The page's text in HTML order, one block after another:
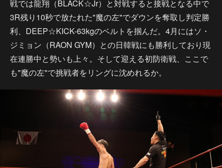
戦では龍翔（BLACK☆Jr）と対戦すると接戦となる中で
3R残り10秒で放たれた"魔の左"でダウンを奪取し判定勝
利、DEEP☆KICK-63kgのベルトを掴んだ。4月にはソ・
ジミョン（RAON GYM）との日韓戦にも勝利しており現
在連勝中と勢いも上々。そして迎える初防衛戦、ここで
も"魔の左"で挑戦者をリングに沈めれるか。